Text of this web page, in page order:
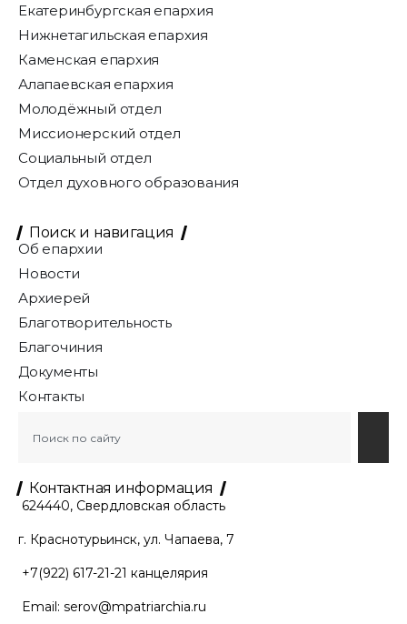
Екатеринбургская епархия
Нижнетагильская епархия
Каменская епархия
Алапаевская епархия
Молодёжный отдел
Миссионерский отдел
Социальный отдел
Отдел духовного образования
Поиск и навигация
Об епархии
Новости
Архиерей
Благотворительность
Благочиния
Документы
Контакты
Контактная информация
624440, Свердловская область
г. Краснотурьинск, ул. Чапаева, 7
+7(922) 617-21-21 канцелярия
Email: serov@mpatriarchia.ru